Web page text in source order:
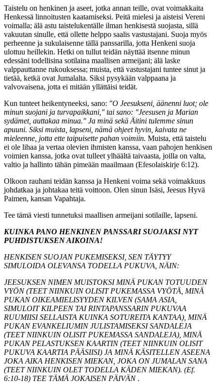
Taistelu on henkinen ja aseet, jotka annan teille, ovat voimakkaita
Henkessä linnoitusten kaatamiseksi. Peitä mielesi ja aisteisi Vereni
voimalla; älä astu taistelukentälle ilman henkisestä suojasta, sillä
vakuutan sinulle, että ollette helppo saalis vastustajani. Suoja myös
perheenne ja sukulaisenne tällä panssarilla, jotta Henkeni suoja
ulottuu heillekin. Hetki on tullut teidän näyttää itsenne minun
edessäni todellisina sotilaina maallisen armeijani; älä laske
valppauttanne rukouksessa; muista, että vastustajani tuntee sinut ja
tietää, ketkä ovat Jumalalta. Siksi pysykään valppaana ja
valvovaisena, jotta ei mitään yllättäisi teidät.
Kun tunteet heikentyneeksi, sano: "O Jeesukseni, äänenni luot; ole
minun suojani ja turvapaikkani," tai sano: "Jeesusen ja Marian
sydämet, auttakaa minua." Ja minä sekä Äitini tulemme sinun
apuuni. Siksi muista, lapseni, nämä ohjeet hyvin, kaivata ne
mieleenne, jotta ette taipuisette pahan voimiin. Muista, että taistelu
ei ole lihaa ja vertaa olevien ihmisten kanssa, vaan pahojen henkisen
voimien kanssa, jotka ovat tulleet ylhäältä taivaasta, joilla on valta,
valtio ja hallinto tähän pimeään maailmaan (Efesolaiskirje 6:12).
Olkoon rauhani teidän kanssa ja Henkeni voima sekä voimakkuus
johdatkaa ja johtakaa teitä voittoon. Olen sinun Isäsi, Jeesus Hyvä
Paimen, kansan Vapahtaja.
Tee tämä viesti tunnetuksi maallisen armeijani sotilaille, lapseni.
KUINKA PANO HENKINEN PANSSARI SUOJAKSI NYT
PUHDISTUKSEN AIKOINA!
HENKISEN SUOJAN PUKEMISEKSI, SEN TÄYTYY
SIMULOIDA OLEVANSA TODELLA PUKUVA, NÄIN:
JEESUKSEN NIMEN MUISTOKSI MINÄ PUKAN TOTUUDEN
VYÖN (TEET NIINKUIN OLISIT PUKEMASSA VYÖTÄ, MINÄ
PUKAN OIKEAMIELISYYDEN KILVEN (SAMA ASIA,
SIMULOIT KILPEEN TAI RINTAPANSSARIN PUKUVAA
RUUMIISI SELLAISTA KUINKA SOTUREITA KANTAA), MINÄ
PUKAN EVANKELIUMIN JULISTAMISEKSI SANDALEJA
(TEET NIINKUIN OLISIT PUKEMASSA SANDALEJA), MINÄ
PUKAN PELASTUKSEN KAARTIN (TEET NIINKUIN OLISIT
PUKUVA KAARTIA PÄÄSIISI) JA MINÄ KÄSITELLEN ASEENA
JOKA AIKA HENKISEN MIEKAN, JOKA ON JUMALAN SANA
(TEET NIINKUIN OLET TODELLA KÄDEN MIEKAN). (Ef.
6:10-18) TEE TÄMÄ JOKAISEN PÄIVÄN .